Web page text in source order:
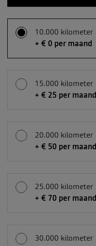
10.000 kilometer
+ € 0 per maand
15.000 kilometer
+ € 25 per maand
20.000 kilometer
+ € 50 per maand
25.000 kilometer
+ € 70 per maand
30.000 kilometer